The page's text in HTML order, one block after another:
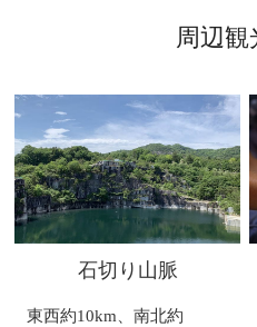
周辺観
石切り山脈
東西約10km、南北約